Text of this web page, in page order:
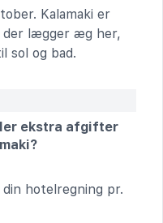
Kalamaki er
der lægger æg her,
sol og bad.
ekstra afgifter
hotelregning pr.